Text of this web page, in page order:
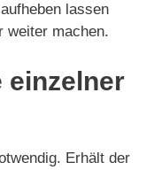
lassen
weiter machen.
einzelner
Erhält der